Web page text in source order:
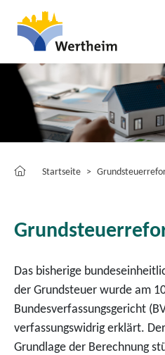
Startseite
Das bisherige
der Grundsteuer wurde am
Bundesverfassungsgericht
verfassungswidrig erklärt.
Grundlage der Berechnung